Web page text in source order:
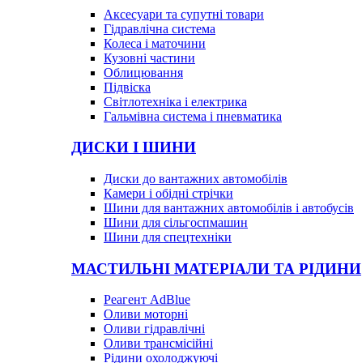
Аксесуари та супутні товари
Гідравлічна система
Колеса і маточини
Кузовні частини
Облицювання
Підвіска
Світлотехніка і електрика
Гальмівна система і пневматика
ДИСКИ І ШИНИ
Диски до вантажних автомобілів
Камери і обідні стрічки
Шини для вантажних автомобілів і автобусів
Шини для сільгоспмашин
Шини для спецтехніки
МАСТИЛЬНІ МАТЕРІАЛИ ТА РІДИНИ
Реагент AdBlue
Оливи моторні
Оливи гідравлічні
Оливи трансмісійні
Рідини охолоджуючі